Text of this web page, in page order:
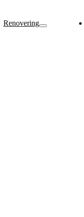
RenoveringKöksrenovering
Plattsättare
Balkongrenovering
Trapprenovering
Fasadrenovering
Fönsterrenovering
Badrumsrenovering